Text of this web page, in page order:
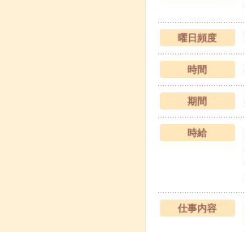
曜日頻度
時間
期間
時給
仕事内容